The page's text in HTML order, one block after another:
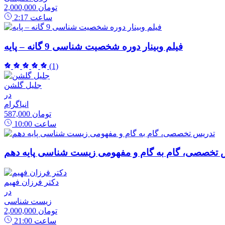
2,000,000 تومان
2:17 ساعت
فیلم وبینار دوره شخصیت شناسی 9 گانه – پایه
(1)
جلیل گلشن
در
انیاگرام
587,000 تومان
10:00 ساعت
تخصصی، گام به گام و مفهومی زیست شناسی پایه دهم
دکتر فرزان فهیم
در
زیست شناسی
2,000,000 تومان
21:00 ساعت